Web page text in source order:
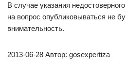
В случае указания
на вопрос опубликовываться не
внимательность.
2013-06-28 Автор: gosexpertiza